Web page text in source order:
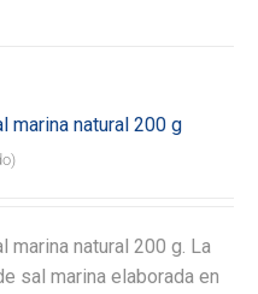
marina natural 200 g
marina natural 200 g. La
sal marina elaborada en